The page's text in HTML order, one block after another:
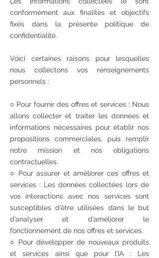
conformément aux finalités et objectifs
fixés dans la présente politique de
confidentialité.
Voici certaines raisons pour lesquelles
nous collectons vos renseignements
personnels :
○ Pour fournir des offres et services : Nous
allons collecter et traiter les données et
informations nécessaires pour établir nos
propositions commerciales, puis remplir
notre mission et nos obligations
contractuelles.
○ Pour assurer et améliorer ces offres et
services : Les données collectées lors de
vos interactions avec nos services sont
susceptibles d’être utilisées dans le but
d’analyser et d’améliorer le
fonctionnement de nos offres et services.
○ Pour développer de nouveaux produits
et services ainsi que pour l’IA : Les